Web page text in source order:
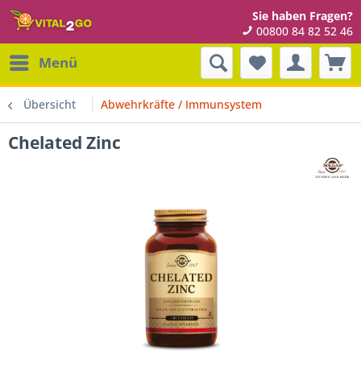
Sie haben Fragen?
00800 84 82 52 46
Menü
Übersicht Abwehrkräfte / Immunsystem
Chelated Zinc